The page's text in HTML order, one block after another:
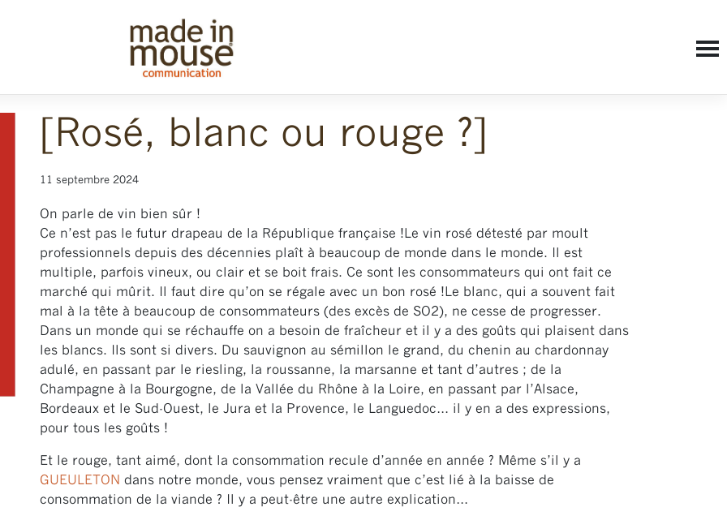
[Rosé, blanc ou rouge ?]
11 septembre 2024
On parle de vin bien sûr !
Ce n’est pas le futur drapeau de la République française ! Le vin rosé détesté par moult
professionnels depuis des décennies plaît à beaucoup de monde dans le monde. Il est
multiple, parfois vineux, ou clair et se boit frais. Ce sont les consommateurs qui ont fait ce
marché qui mûrit. Il faut dire qu’on se régale avec un bon rosé !Le blanc, qui a souvent fait
mal à la tête à beaucoup de consommateurs (des excès de SO2), ne cesse de progresser.
Dans un monde qui se réchauffe on a besoin de fraîcheur et il y a des goûts qui plaisent dans
les blancs. Ils sont si divers. Du sauvignon au sémillon le grand, du chenin au chardonnay
adulé, en passant par le riesling, la roussanne, la marsanne et tant d’autres ; de la
Champagne à la Bourgogne, de la Vallée du Rhône à la Loire, en passant par l’Alsace,
Bordeaux et le Sud-Ouest, le Jura et la Provence, le Languedoc… il y en a des expressions,
pour tous les goûts !
Et le rouge, tant aimé, dont la consommation recule d’année en année ? Même s’il y a
GUEULETON dans notre monde, vous pensez vraiment que c’est lié à la baisse de
consommation de la viande ? Il y a peut-être une autre explication…